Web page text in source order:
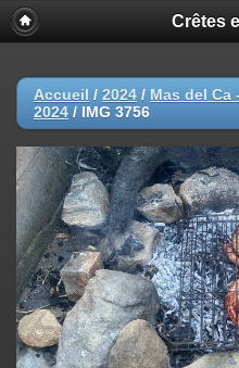
Crêtes
Accueil / 2024 / Mas del Ca
2024 / IMG 3756